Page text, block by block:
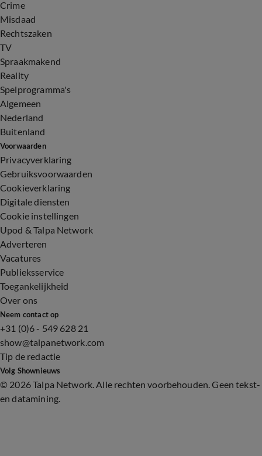
Crime
Misdaad
Rechtszaken
TV
Spraakmakend
Reality
Spelprogramma's
Algemeen
Nederland
Buitenland
Voorwaarden
Privacyverklaring
Gebruiksvoorwaarden
Cookieverklaring
Digitale diensten
Cookie instellingen
Upod & Talpa Network
Adverteren
Vacatures
Publieksservice
Toegankelijkheid
Over ons
Neem contact op
+31 (0)6 - 549 628 21
show@talpanetwork.com
Tip de redactie
Volg Shownieuws
© 2026 Talpa Network. Alle rechten voorbehouden. Geen tekst-
en datamining.